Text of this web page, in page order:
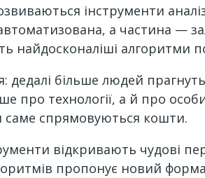
інструменти
а частина —
найдосконаліші
дедалі більше людей
технології, а й про
саме спрямовуються кошти.
відкривають чудові
пропонує новий